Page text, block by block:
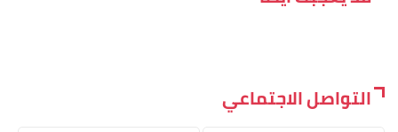
التواصل الاجتماعي